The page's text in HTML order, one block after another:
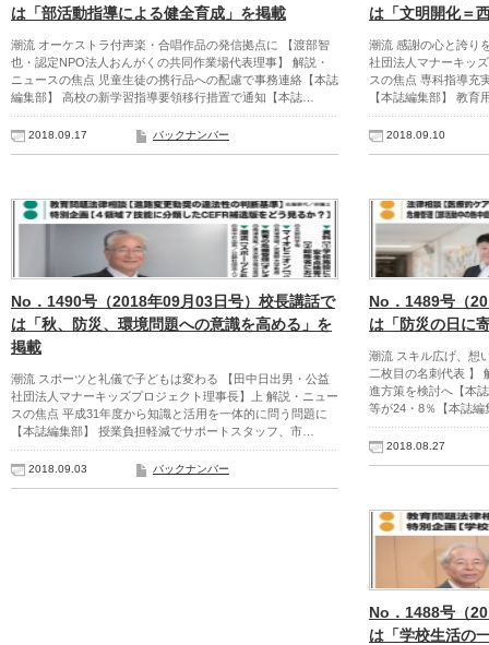
は「部活動指導による健全育成」を掲載
潮流 オーケストラ付声楽・合唱作品の発信拠点に 【渡部智
也・認定NPO法人おんがくの共同作業場代表理事】 解説・
ニュースの焦点 児童生徒の携行品への配慮で事務連絡【本誌
編集部】 高校の新学習指導要領移行措置で通知【本誌…
2018.09.17 バックナンバー
は「文明開化＝
潮流 感謝の心と誇り
社団法人マナーキッ
スの焦点 専科指導充
【本誌編集部】 教
2018.09.10
No．1490号（2018年09月03日号）校長講話で
は「秋、防災、環境問題への意識を高める」を
掲載
潮流 スポーツと礼儀で子どもは変わる 【田中日出男・公益
社団法人マナーキッズプロジェクト理事長】上 解説・ニュー
スの焦点 平成31年度から知識と活用を一体的に問う問題に
【本誌編集部】 授業負担軽減でサポートスタッフ、市…
2018.09.03 バックナンバー
No．1489号（
は「防災の日に
潮流 スキル広げ、想
二枚目の名刺代表 】
進方策を検討へ【本
等が24・8％【本誌
2018.08.27
No．1488号（
は「学校生活の